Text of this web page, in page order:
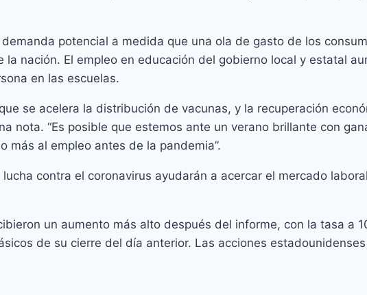
potencial a medida que una ola de gasto de los
nación. El empleo en educación del gobierno local y estatal
en las escuelas.
se acelera la distribución de vacunas, y la recuperación
nota. “Es posible que estemos ante un verano brillante con
más al empleo antes de la pandemia”.
contra el coronavirus ayudarán a acercar el mercado
un aumento más alto después del informe, con la tasa a
de su cierre del día anterior. Las acciones